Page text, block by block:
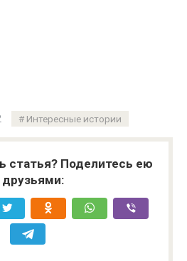
Интересные истории
статья? Поделитесь ею
друзьями: